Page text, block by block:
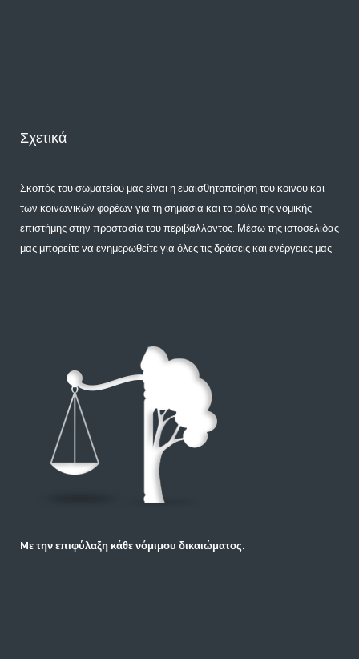
Σχετικά
Σκοπός του σωματείου μας είναι η ευαισθητοποίηση του κοινού και
των κοινωνικών φορέων για τη σημασία και το ρόλο της νομικής
επιστήμης στην προστασία του περιβάλλοντος. Μέσω της ιστοσελίδας
μας μπορείτε να ενημερωθείτε για όλες τις δράσεις και ενέργειες μας.
Mε την επιφύλαξη κάθε νόμιμου δικαιώματος.